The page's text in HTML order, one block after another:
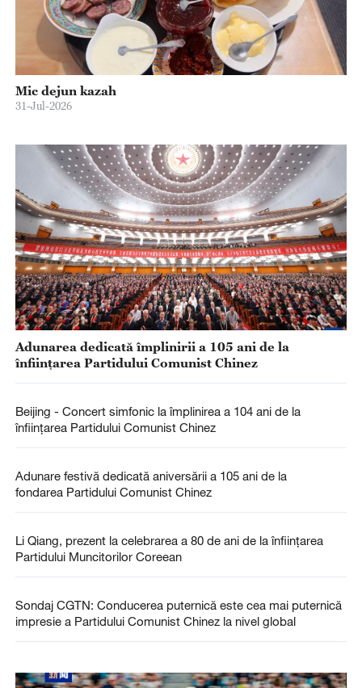
Mic dejun kazah
31-Jul-2026
Adunarea dedicată împlinirii a 105 ani de la
înființarea Partidului Comunist Chinez
Beijing - Concert simfonic la împlinirea a 104 ani de la
înfiinţarea Partidului Comunist Chinez
Adunare festivă dedicată aniversării a 105 ani de la
fondarea Partidului Comunist Chinez
Li Qiang, prezent la celebrarea a 80 de ani de la înființarea
Partidului Muncitorilor Coreean
Sondaj CGTN: Conducerea puternică este cea mai puternică
impresie a Partidului Comunist Chinez la nivel global